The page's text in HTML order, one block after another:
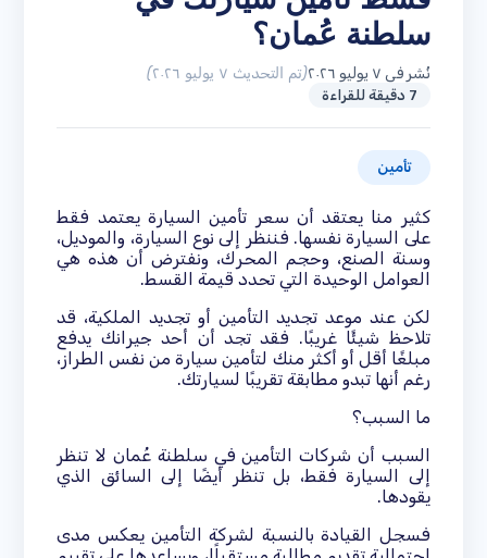
سلطنة عُمان؟
نُشر في ٧ يوليو ٢٠٢٦ (تم التحديث ٧ يوليو ٢٠٢٦)
7 دقيقة للقراءة
تأمين
كثير منا يعتقد أن سعر تأمين السيارة يعتمد فقط
على السيارة نفسها. فننظر إلى نوع السيارة، والموديل،
وسنة الصنع، وحجم المحرك، ونفترض أن هذه هي
العوامل الوحيدة التي تحدد قيمة القسط.
لكن عند موعد تجديد التأمين أو تجديد الملكية، قد
تلاحظ شيئًا غريبًا. فقد تجد أن أحد جيرانك يدفع
مبلغًا أقل أو أكثر منك لتأمين سيارة من نفس الطراز،
رغم أنها تبدو مطابقة تقريبًا لسيارتك.
ما السبب؟
السبب أن شركات التأمين في سلطنة عُمان لا تنظر
إلى السيارة فقط، بل تنظر أيضًا إلى السائق الذي
يقودها.
فسجل القيادة بالنسبة لشركة التأمين يعكس مدى